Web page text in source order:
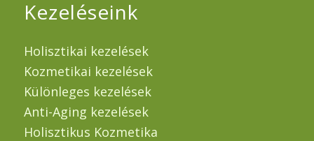
Kezeléseink
Holisztikai kezelések
Kozmetikai kezelések
Különleges kezelések
Anti-Aging kezelések
Holisztikus Kozmetika